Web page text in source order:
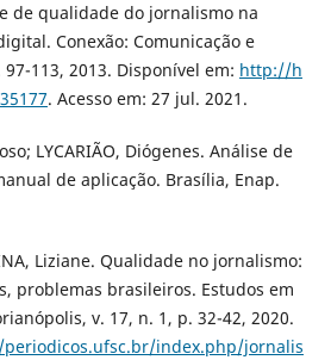
de qualidade do jornalismo na
Conexão: Comunicação e
113, 2013. Disponível em: http://h
. Acesso em: 27 jul. 2021.
LYCARIÃO, Diógenes. Análise de
de aplicação. Brasília, Enap.
Liziane. Qualidade no jornalismo:
problemas brasileiros. Estudos em
v. 17, n. 1, p. 32-42, 2020.
index.php/jornalis